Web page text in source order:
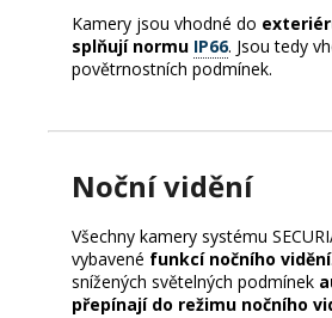
Kamery jsou vhodné do
splňují normu IP66. Jsou tedy
povětrnostních podmínek.
Noční vidění
Všechny kamery systému
vybavené funkcí nočního vidění
snížených světelných podmínek
přepínají do režimu nočního